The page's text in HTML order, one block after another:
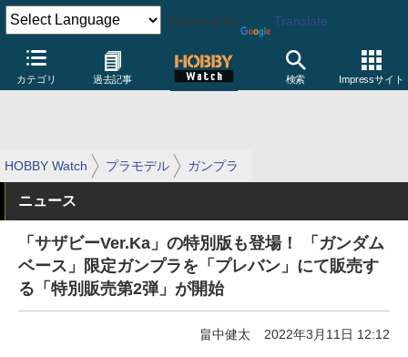
Powered by Translate
カテゴリ 過去記事 検索 Impressサイト
HOBBY Watch プラモデル ガンプラ
ニュース
「サザビーVer.Ka」の特別版も登場！ 「ガンダム
ベース」限定ガンプラを「プレバン」にて販売す
る「特別販売第2弾」が開始
畠中健太 2022年3月11日 12:12